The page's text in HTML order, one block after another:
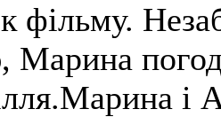
фільму.
Марина
і